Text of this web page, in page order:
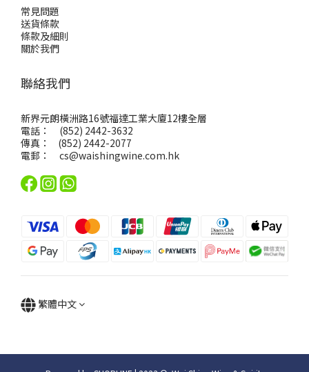
常見問題
送貨條款
條款及細則
關於我們
聯絡我們
新界元朗橫洲路16號福達工業大廈12樓全層
電話： (852) 2442-3632
傳真： (852) 2442-2077
電郵： cs@waishingwine.com.hk
繁體中文